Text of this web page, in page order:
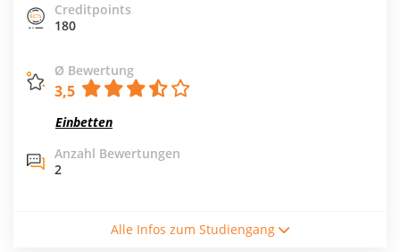
Creditpoints
180
Ø Bewertung
3,5
Einbetten
Anzahl Bewertungen
2
VollzeitstudiumAlle Infos zum Studiengang